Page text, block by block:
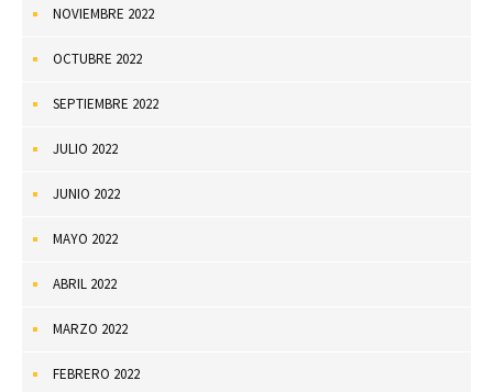
NOVIEMBRE 2022
OCTUBRE 2022
SEPTIEMBRE 2022
JULIO 2022
JUNIO 2022
MAYO 2022
ABRIL 2022
MARZO 2022
FEBRERO 2022